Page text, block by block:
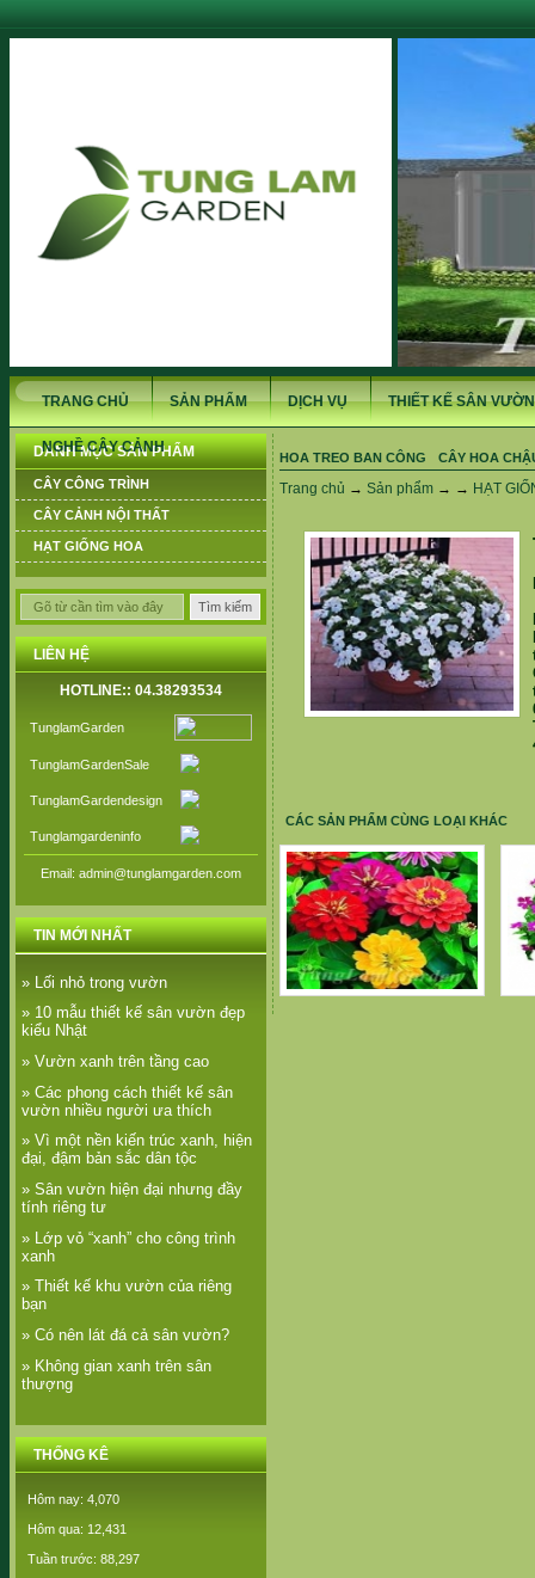
TRANG CHỦ SẢN PHẨM DỊCH VỤ THIẾT KẾ SÂN VƯỜN
NGHỀ CÂY CẢNH
DANH MỤC SẢN PHẨM
CÂY CÔNG TRÌNH
CÂY CẢNH NỘI THẤT
HẠT GIỐNG HOA
LIÊN HỆ
HOTLINE:: 04.38293534
TunglamGarden
TunglamGardenSale
TunglamGardendesign
Tunglamgardeninfo
Email: admin@tunglamgarden.com
TIN MỚI NHẤT
» Lối nhỏ trong vườn
» 10 mẫu thiết kế sân vườn đẹp
kiểu Nhật
» Vườn xanh trên tầng cao
» Các phong cách thiết kế sân
vườn nhiều người ưa thích
» Vì một nền kiến trúc xanh, hiện
đại, đậm bản sắc dân tộc
» Sân vườn hiện đại nhưng đầy
tính riêng tư
» Lớp vỏ “xanh” cho công trình
xanh
» Thiết kế khu vườn của riêng
bạn
» Có nên lát đá cả sân vườn?
» Không gian xanh trên sân
thượng
THỐNG KÊ
Hôm nay: 4,070
Hôm qua: 12,431
Tuần trước: 88,297
HOA TREO BAN CÔNG CÂY HOA
Trang chủ → Sản phẩm → → HẠT
CÁC SẢN PHẨM CÙNG LOẠI KHÁC
Cúc Zinha (Cúc Cánh giấy)